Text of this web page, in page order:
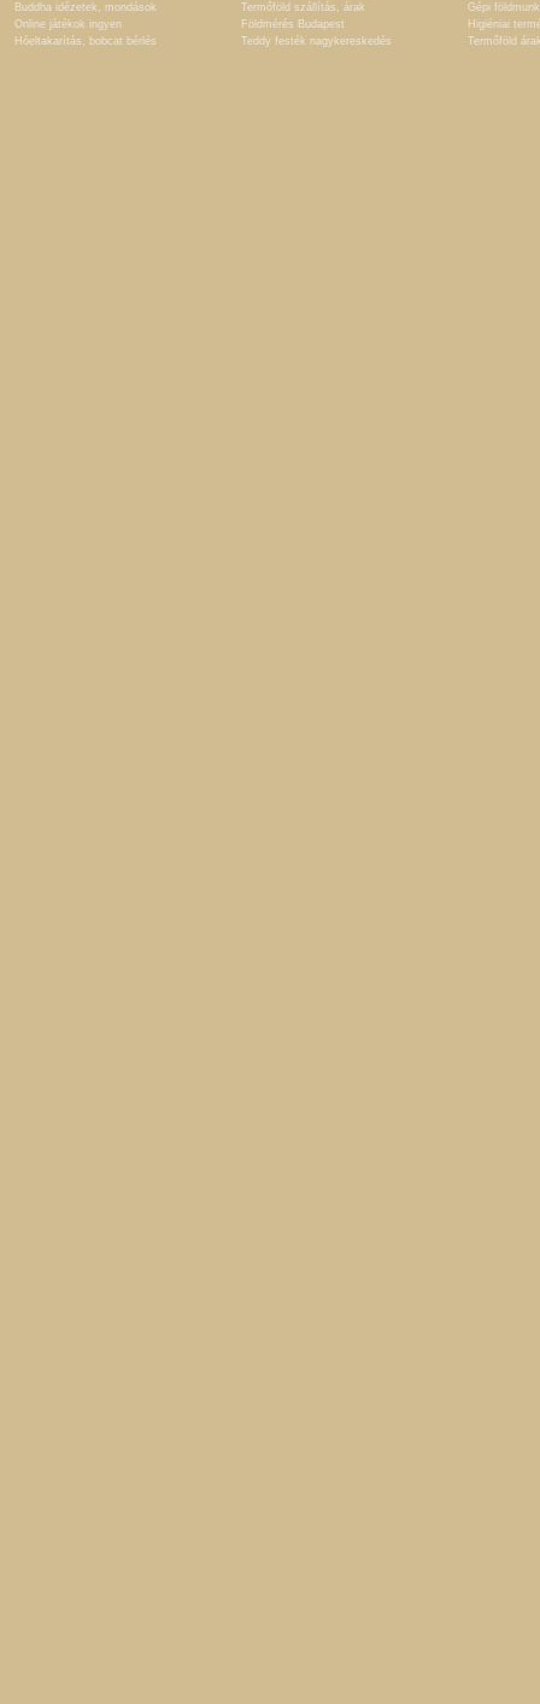
Buddha idézetek, mondások
Termőföld szállítás, árak
Gépi
Online játékok ingyen
Földmérés Budapest
Higiéniai
Hóeltakarítás, bobcat bérlés
Teddy festék nagykereskedés Termőföld